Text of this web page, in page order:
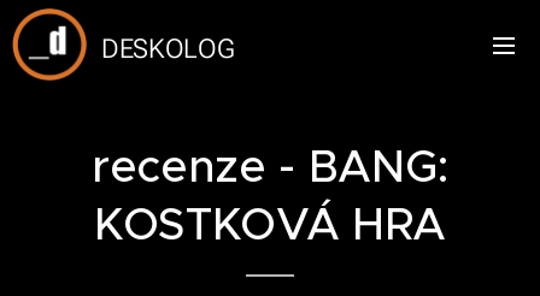
DESKOLOG
recenze - BANG:
KOSTKOVÁ HRA